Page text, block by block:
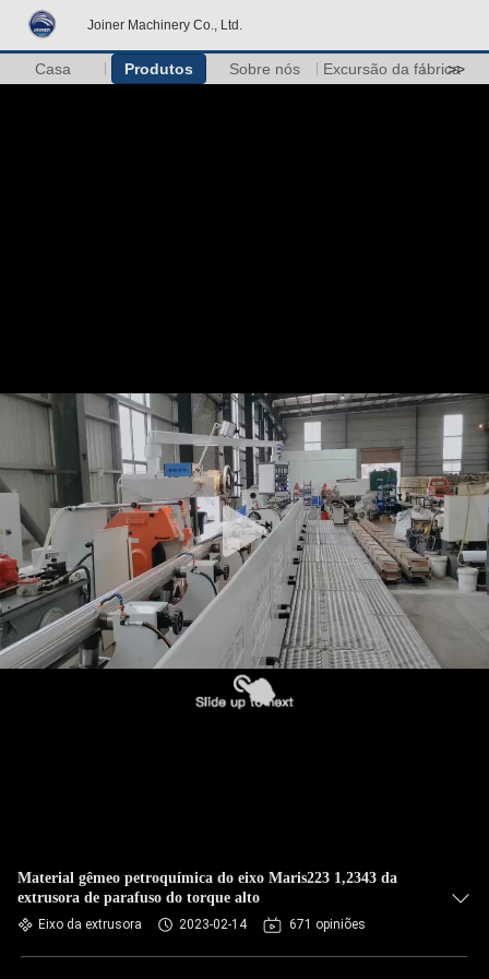
Joiner Machinery Co., Ltd.
Casa Produtos Sobre nós Excursão da fábrica
>>
Material gêmeo petroquímica do eixo Maris223 1,2343 da
extrusora de parafuso do torque alto
Eixo da extrusora 2023-02-14 671 opiniões